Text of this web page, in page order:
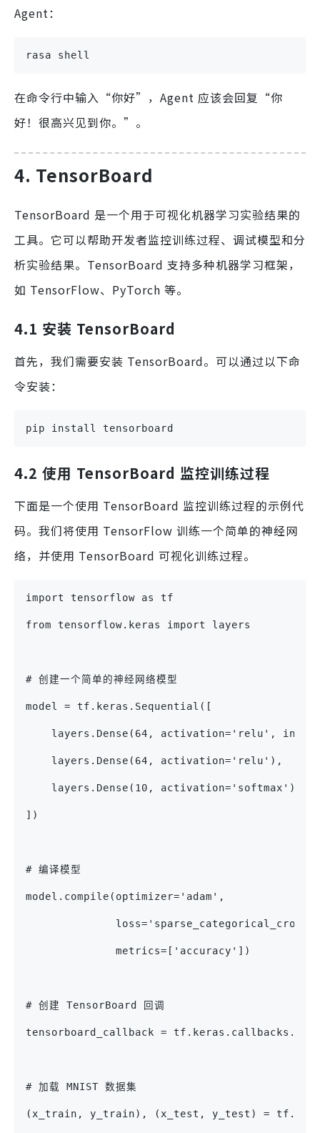
Agent：
rasa shell
在命令行中输入“你好”，Agent 应该会回复“你
好！很高兴见到你。”。
4. TensorBoard
TensorBoard 是一个用于可视化机器学习实验结果的
工具。它可以帮助开发者监控训练过程、调试模型和分
析实验结果。TensorBoard 支持多种机器学习框架，
如 TensorFlow、PyTorch 等。
4.1 安装 TensorBoard
首先，我们需要安装 TensorBoard。可以通过以下命
令安装：
pip install tensorboard
4.2 使用 TensorBoard 监控训练过程
下面是一个使用 TensorBoard 监控训练过程的示例代
码。我们将使用 TensorFlow 训练一个简单的神经网
络，并使用 TensorBoard 可视化训练过程。
import tensorflow as tf
from tensorflow.keras import layers
# 创建一个简单的神经网络模型
model = tf.keras.Sequential([
layers.Dense(64, activation='relu',
    layers.Dense(64, activation='relu'),
    layers.Dense(10, activation='softmax')
])
# 编译模型
model.compile(optimizer='adam',
              metrics=['accuracy'])
# 创建 TensorBoard 回调
tensorboard_callback =
# 加载 MNIST 数据集
(x_train, y_train), (x_test, y_test) =